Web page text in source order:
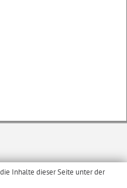
Inhalte dieser Seite unter der